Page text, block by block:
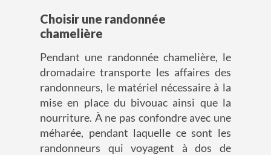
Choisir une randonnée
chamelière
Pendant une randonnée chamelière, le
dromadaire transporte les affaires des
randonneurs, le matériel nécessaire à la
mise en place du bivouac ainsi que la
nourriture. À ne pas confondre avec une
méharée, pendant laquelle ce sont les
randonneurs qui voyagent à dos de